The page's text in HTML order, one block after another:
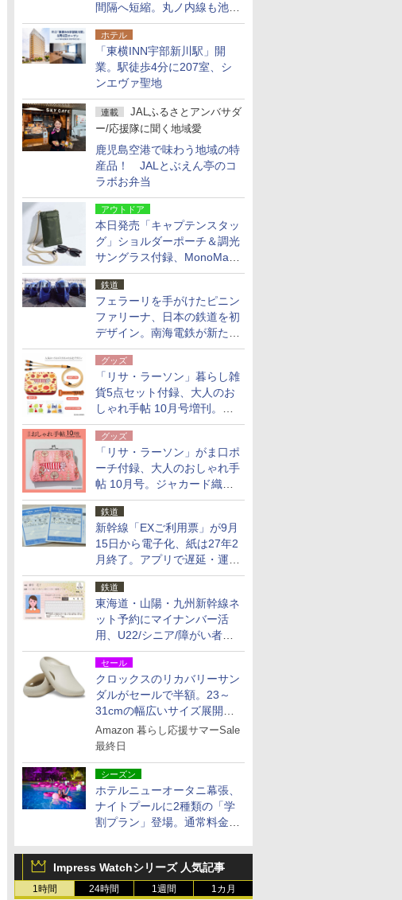
間隔へ短縮。丸ノ内線も池袋
～中野坂上を4分間隔に
ホテル
「東横INN宇部新川駅」開
業。駅徒歩4分に207室、シ
ンエヴァ聖地
連載
JALふるさとアンバサダ
ー/応援隊に聞く地域愛
鹿児島空港で味わう地域の特
産品！ JALとぶえん亭のコ
ラボお弁当
アウトドア
本日発売「キャプテンスタッ
グ」ショルダーポーチ＆調光
サングラス付録、MonoMax
9月号増刊
鉄道
フェラーリを手がけたピニン
ファリーナ、日本の鉄道を初
デザイン。南海電鉄が新たな
「空港特急」をなにわ筋線へ
導入
グッズ
「リサ・ラーソン」暮らし雑
貨5点セット付録、大人のお
しゃれ手帖 10月号増刊。
USBケーブルや缶ケースなど
グッズ
「リサ・ラーソン」がま口ポ
ーチ付録、大人のおしゃれ手
帖 10月号。ジャカード織の
北欧猫デザイン
鉄道
新幹線「EXご利用票」が9月
15日から電子化、紙は27年2
月終了。アプリで遅延・運休
も確認可能に
鉄道
東海道・山陽・九州新幹線ネ
ット予約にマイナンバー活
用、U22/シニア/障がい者割
を9月15日から発売
セール
クロックスのリカバリーサン
ダルがセールで半額。23～
31cmの幅広いサイズ展開、
独自のクッション素材を採用
Amazon 暮らし応援サマーSale
最終日
シーズン
ホテルニューオータニ幕張、
ナイトプールに2種類の「学
割プラン」登場。通常料金の
Impress Watchシリーズ 人気記事
1時間 24時間 1週間 1カ月